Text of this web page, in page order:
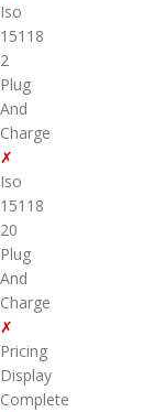
Iso
15118
2
Plug
And
Charge
✗
Iso
15118
20
Plug
And
Charge
✗
Pricing
Display
Complete